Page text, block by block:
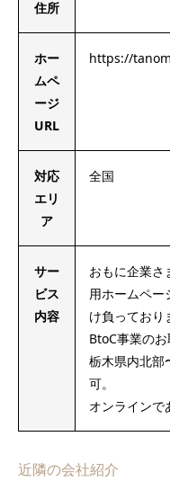
住所
ホー
ムペ
ージ
URL
https://
対応
エリ
ア
全国
サー
ビス
内容
おもに企業さ
用ホームペ
け負っており
BtoC事業のお
栃木県内北部
可。
オンラインで
近隣の会社紹介